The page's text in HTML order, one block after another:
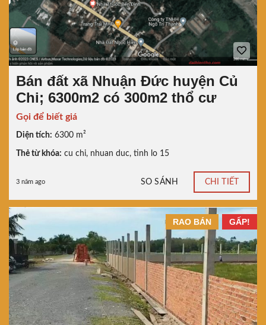
Bán đất xã Nhuận Đức huyện Củ
Chi; 6300m2 có 300m2 thổ cư
Gọi để biết giá
Diện tích: 6300 m²
Thẻ từ khóa: cu chi, nhuan duc, tinh lo 15
3 năm ago SO SÁNH CHI TIẾT
GẤP!
RAO BÁN